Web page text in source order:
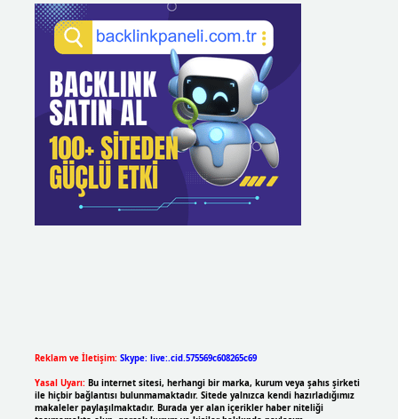
Reklam ve İletişim: Skype: live:.cid.575569c608265c69
Yasal Uyarı: Bu internet sitesi, herhangi bir marka, kurum veya şahıs şirketi
ile hiçbir bağlantısı bulunmamaktadır. Sitede yalnızca kendi hazırladığımız
makaleler paylaşılmaktadır. Burada yer alan içerikler haber niteliği